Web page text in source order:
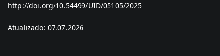
http://doi.org/10.54499/UID/05105/2025
Atualizado: 07.07.2026